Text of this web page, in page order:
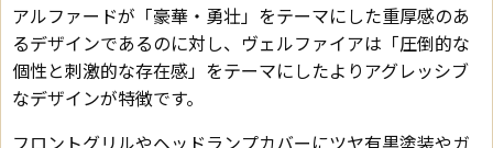
アルファードが「豪華・勇壮」をテーマにした重厚感のあ
るデザインであるのに対し、ヴェルファイアは「圧倒的な
個性と刺激的な存在感」をテーマにしたよりアグレッシブ
なデザインが特徴です。
フロントグリルやヘッドランプカバーにツヤ有黒塗装やガ